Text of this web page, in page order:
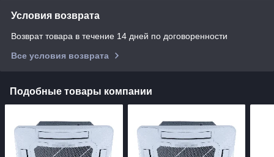
Условия возврата
Возврат товара в течение 14 дней по договоренности
Все условия возврата
Подобные товары компании